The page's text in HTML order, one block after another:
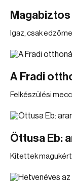
Igaz, csak
A Fradi
Felkészülési
Öttusa Eb:
Kitettek